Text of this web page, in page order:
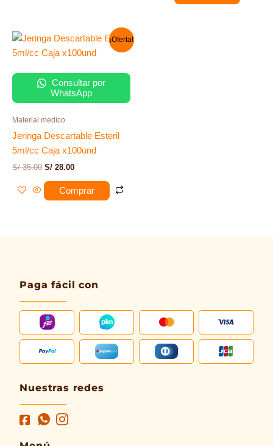
¡Oferta!
Consultar por
WhatsApp
Material medico
Jeringa Descartable Esteril
5ml/cc Caja x100und
S/35.00
El
precio
original
S/ 28.00
El
actual
Comprar
Paga fácil con
Nuestras redes